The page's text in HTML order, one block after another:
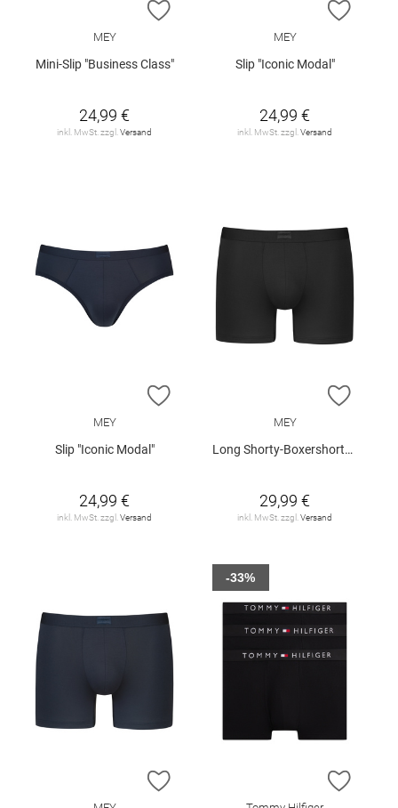
ZUR WUNSCHLISTE HINZUFÜGEN
MEY
Mini-Slip "Business Class"
24,99 €
inkl. MwSt. zzgl. Versand
ZUR
MEY
Slip "Iconic Modal"
24,99 €
inkl. MwSt. zzgl. Versand
ZUR WUNSCHLISTE HINZUFÜGEN
MEY
Slip "Iconic Modal"
24,99 €
inkl. MwSt. zzgl. Versand
ZUR
MEY
Long Shorty-Boxershorts "Iconic Modal"
29,99 €
inkl. MwSt. zzgl. Versand
ZUR WUNSCHLISTE HINZUFÜGEN
ZUR
-33%